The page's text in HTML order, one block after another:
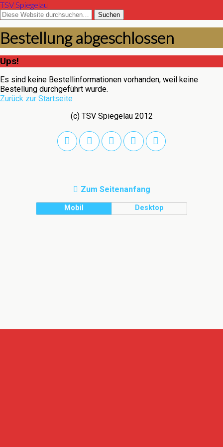
TSV Spiegelau
Bestellung abgeschlossen
Ups!
Es sind keine Bestellinformationen vorhanden, weil keine
Bestellung durchgeführt wurde.
Zurück zur Startseite
(c) TSV Spiegelau 2012
Zum Seitenanfang
Mobil Desktop